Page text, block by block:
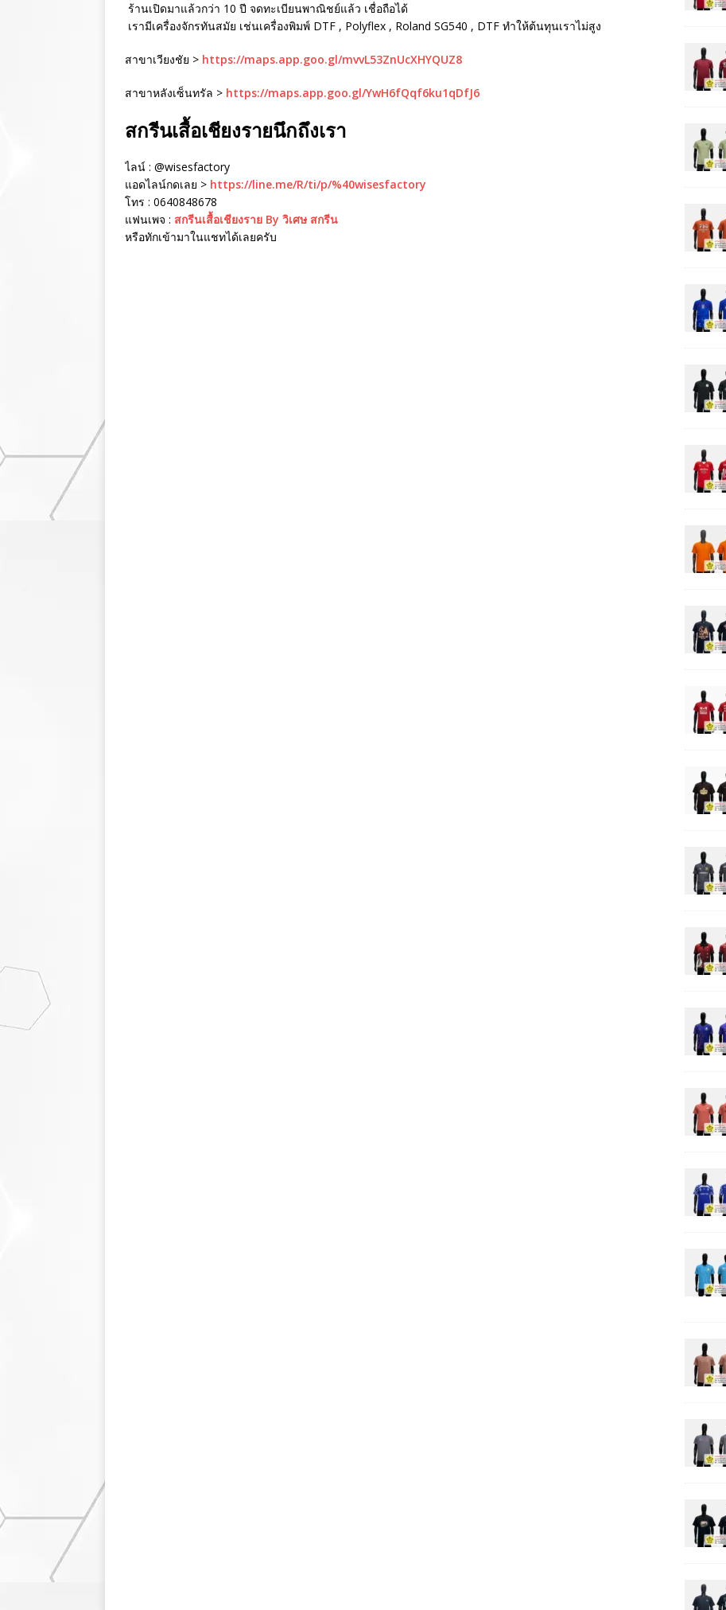
ร้านเปิดมาแล้วกว่า 10 ปี จดทะเบียนพาณิชย์แล้ว เชื่อถือได้
เรามีเครื่องจักรทันสมัย เช่นเครื่องพิมพ์ DTF , Polyflex , Roland SG540 , DTF ทำให้ต้นทุนเราไม่สูง
สาขาเวียงชัย > https://maps.app.goo.gl/mvvL53ZnUcXHYQUZ8
สาขาหลังเซ็นทรัล > https://maps.app.goo.gl/YwH6fQqf6ku1qDfJ6
สกรีนเสื้อเชียงรายนึกถึงเรา
ไลน์ : @wisesfactory
แอดไลน์กดเลย > https://line.me/R/ti/p/%40wisesfactory
โทร : 0640848678
แฟนเพจ : สกรีนเสื้อเชียงราย By วิเศษ สกรีน
หรือทักเข้ามาในแชทได้เลยครับ